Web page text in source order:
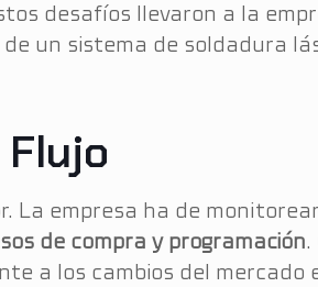
desafíos llevaron a la
un sistema de soldadura
La empresa ha de
de compra y programación.
a los cambios del mercado